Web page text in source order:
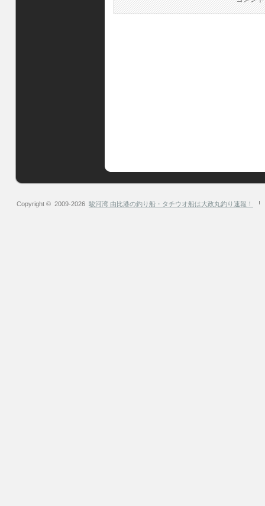
Copyright © 2009-2026 駿河湾 由比港の釣り船・タチウオ船は大政丸釣り速報！